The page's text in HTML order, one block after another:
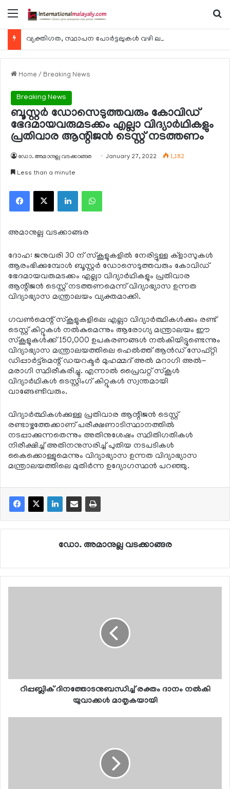
Menu
Home / Breaking News
Breaking News
ബൂസ്റ്റര്‍ ഡോസെടുത്തവരും കോവിഡ്
ഭേദമായവരുമടക്കം എല്ലാ വിദ്യാര്‍ഥികളും
പ്രതിവാര ആന്റിജന്‍ ടെസ്റ്റ് നടത്തണം
ഡോ. അമാനുല്ല വടക്കാങ്ങര January 27, 2022 1,182
Less than a minute
Facebook
X LinkedInWhatsApp
അമാനുല്ല വടക്കാങ്ങര
ദോഹ: ജനുവരി 30 ന് സ്‌കൂളുകളില്‍ നേരിട്ടുള്ള ക്‌ളാസുകള്‍
ആരംഭിക്കുമ്പോള്‍ ബൂസ്റ്റര്‍ ഡോസെടുത്തവരും കോവിഡ്
ഭേദമായവരുമടക്കം എല്ലാ വിദ്യാര്‍ഥികളും പ്രതിവാര
ആന്റിജന്‍ ടെസ്റ്റ് നടത്തണമെന്ന് വിദ്യാഭ്യാസ ഉന്നത
വിദ്യാഭ്യാസ മന്ത്രാലയം വ്യക്തമാക്കി.
ഗവണ്‍മെന്റ് സ്‌കൂളുകളിലെ എല്ലാ വിദ്യാര്‍ത്ഥികള്‍ക്കും രണ്ട്
ടെസ്റ്റ് കിറ്റുകള്‍ നല്‍കുമെന്നും ആരോഗ്യ മന്ത്രാലയം ഈ
സ്‌കൂളുകള്‍ക്ക് 150,000 ഉപകരണങ്ങള്‍ നല്‍കിയിട്ടുണ്ടെന്നും
വിദ്യാഭ്യാസ മന്ത്രാലയത്തിലെ ഹെല്‍ത്ത് ആന്‍ഡ് സേഫ്റ്റി
ഡിപ്പാര്‍ട്ട്മെന്റ് ഡയറക്ടര്‍ മുഹമ്മദ് അല്‍ മറാഗി അല്‍-
മരാഗി സ്ഥിരീകരിച്ചു. എന്നാല്‍ പ്രൈവറ്റ് സ്‌കൂള്‍
വിദ്യാര്‍ഥികള്‍ ടെസ്റ്റിംഗ് കിറ്റുകള്‍ സ്വന്തമായി
വാങ്ങേണ്ടിവരും.
വിദ്യാര്‍ത്ഥികള്‍ക്കുള്ള പ്രതിവാര ആന്റിജന്‍ ടെസ്റ്റ്
രണ്ടാഴ്ചത്തേക്കാണ് പരീക്ഷണാടിസ്ഥാനത്തില്‍
നടപ്പാക്കുന്നതെന്നും അതിനുശേഷം സ്ഥിതിഗതികള്‍
നിരീക്ഷിച്ച് അതിനനുസരിച്ച് പുതിയ നടപടികള്‍
കൈക്കൊള്ളുമെന്നും വിദ്യാഭ്യാസ ഉന്നത വിദ്യാഭ്യാസ
മന്ത്രാലയത്തിലെ മുതിര്‍ന്ന ഉദ്യോഗസ്ഥന്‍ പറഞ്ഞു.
ഡോ. അമാനുല്ല വടക്കാങ്ങര
റിപ്പബ്ലിക് ദിനത്തോടനുബന്ധിച്ച് രക്തം ദാനം നല്‍കി
യുവാക്കള്‍ മാതൃകയായി